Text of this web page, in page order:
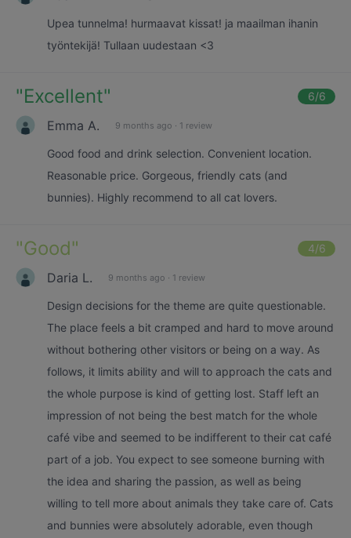
Upea tunnelma! hurmaavat kissat! ja maailman ihanin
työntekijä! Tullaan uudestaan <3
"Excellent" 6/6
Emma A. 9 months ago · 1 review
Good food and drink selection. Convenient location.
Reasonable price. Gorgeous, friendly cats (and
bunnies). Highly recommend to all cat lovers.
"Good" 4/6
Daria L. 9 months ago · 1 review
Design decisions for the theme are quite questionable.
The place feels a bit cramped and hard to move around
without bothering other visitors or being on a way. As
follows, it limits ability and will to approach the cats and
the whole purpose is kind of getting lost. Staff left an
impression of not being the best match for the whole
café vibe and seemed to be indifferent to their cat café
part of a job. You expect to see someone burning with
the idea and sharing the passion, as well as being
willing to tell more about animals they take care of. Cats
and bunnies were absolutely adorable, even though